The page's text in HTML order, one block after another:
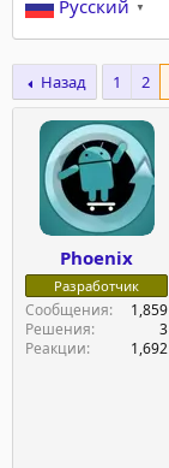
Русский ▼
Назад 1 2
Phoenix
Разработчик
Сообщения
1,859
Решения
3
Реакции
1,692